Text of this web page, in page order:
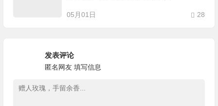
05月01日 28
发表评论
匿名网友 填写信息